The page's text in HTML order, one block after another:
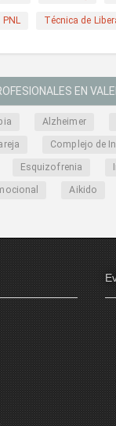
PNL Técnica de
EN
Alzheimer
Complejo de
Esquizofrenia
Aikido